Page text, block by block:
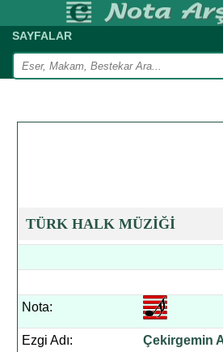
SAYFALAR
TÜRK HALK MÜZİĞİ
Nota:
Ezgi Adı:
Çekirgemin